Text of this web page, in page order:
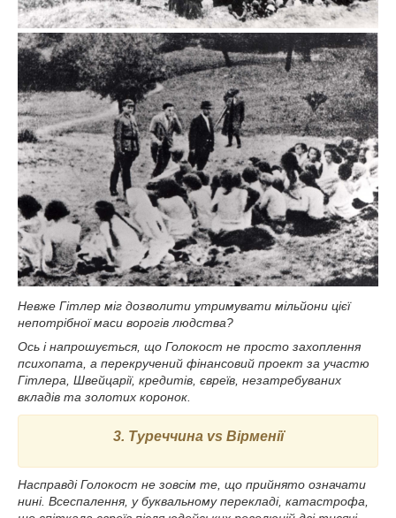
Невже Гітлер міг дозволити утримувати мільйони цієї
непотрібної маси ворогів людства?
Ось і напрошується, що Голокост не просто захоплення
психопата, а перекручений фінансовий проект за участю
Гітлера, Швейцарії, кредитів, євреїв, незатребуваних
вкладів та золотих коронок.
3. Туреччина vs Вірменії
Насправді Голокост не зовсім те, що прийнято означати
нині. Всеспалення, у буквальному перекладі, катастрофа,